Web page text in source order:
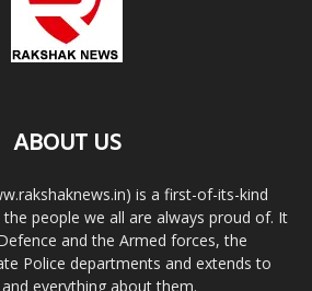
ABOUT US
is a first-of-its-kind
people we all are always proud of. It
and the Armed forces, the
Police departments and extends to
everything about them.